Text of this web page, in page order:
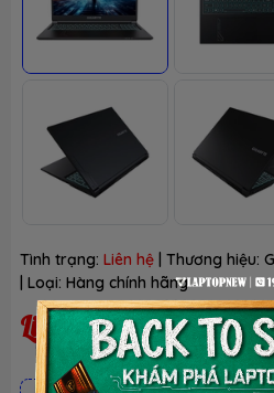
Tình trạng: Liên hệ | Thương hiệu:
| Loại: Hàng chính hãng
Liên hệ
ƯU ĐÃI TỐT NHẤT